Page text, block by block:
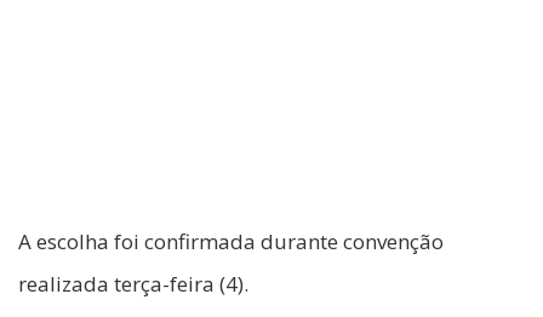
A escolha foi confirmada durante convenção
realizada terça-feira (4).